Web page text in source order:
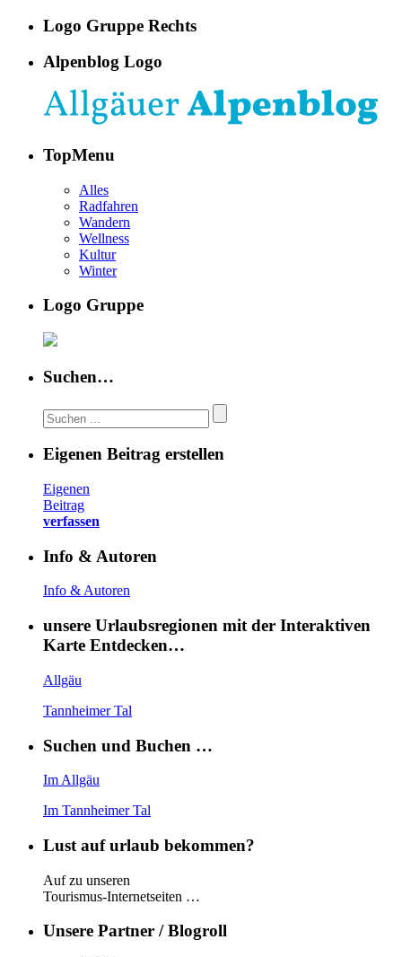
Logo Gruppe Rechts
Alpenblog Logo
TopMenu
Alles
Radfahren
Wandern
Wellness
Kultur
Winter
Logo Gruppe
Suchen…
Eigenen Beitrag erstellen
Eigenen
Beitrag
verfassen
Info & Autoren
Info & Autoren
unsere Urlaubsregionen mit der Interaktiven
Karte Entdecken…
Allgäu
Tannheimer Tal
Suchen und Buchen …
Im Allgäu
Im Tannheimer Tal
Lust auf urlaub bekommen?
Auf zu unseren
Tourismus-Internetseiten …
Unsere Partner / Blogroll